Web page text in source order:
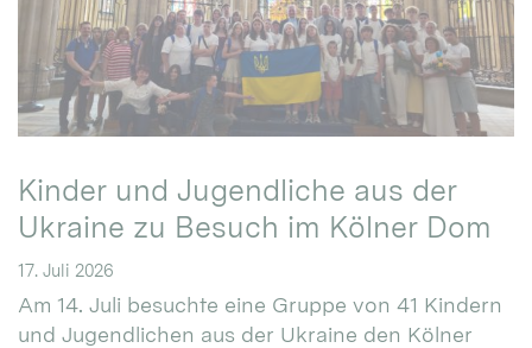
Kinder und Jugendliche aus der
Ukraine zu Besuch im Kölner Dom
17. Juli 2026
Am 14. Juli besuchte eine Gruppe von 41 Kindern
und Jugendlichen aus der Ukraine den Kölner